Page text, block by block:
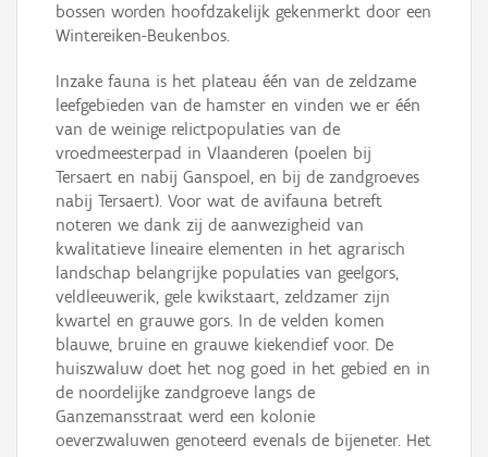
bossen worden hoofdzakelijk gekenmerkt door een
Wintereiken-Beukenbos.
Inzake fauna is het plateau één van de zeldzame
leefgebieden van de hamster en vinden we er één
van de weinige relictpopulaties van de
vroedmeesterpad in Vlaanderen (poelen bij
Tersaert en nabij Ganspoel, en bij de zandgroeves
nabij Tersaert). Voor wat de avifauna betreft
noteren we dank zij de aanwezigheid van
kwalitatieve lineaire elementen in het agrarisch
landschap belangrijke populaties van geelgors,
veldleeuwerik, gele kwikstaart, zeldzamer zijn
kwartel en grauwe gors. In de velden komen
blauwe, bruine en grauwe kiekendief voor. De
huiszwaluw doet het nog goed in het gebied en in
de noordelijke zandgroeve langs de
Ganzemansstraat werd een kolonie
oeverzwaluwen genoteerd evenals de bijeneter. Het